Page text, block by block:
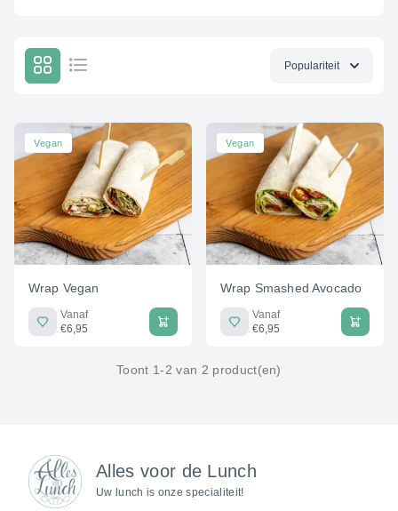
Populariteit
Vegan
Wrap Vegan
Vanaf
€6,95
Vegan
Wrap Smashed Avocado
Vanaf
€6,95
Toont 1-2 van 2 product(en)
Alles voor de Lunch
Uw lunch is onze specialiteit!